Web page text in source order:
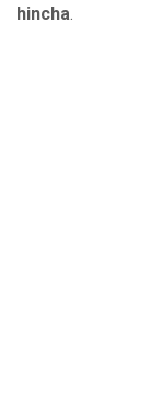
hincha.